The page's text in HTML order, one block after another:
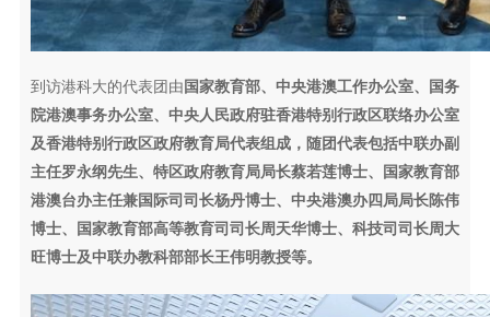
到访港科大的代表团由 国家教育部、中央港澳工作办公室、国务
院港澳事务办公室、中央人民政府驻香港特别行政区联络办公室
及香港特别行政区政府教育局代表组成，随团代表包括中联办副
主任罗永纲先生、特区政府教育局局长蔡若莲博士、国家教育部
港澳台办主任兼国际司司长杨丹博士、中央港澳办四局局长陈伟
博士、国家教育部高等教育司司长周天华博士、科技司司长周大
旺博士及中联办教科部部长王伟明教授等。